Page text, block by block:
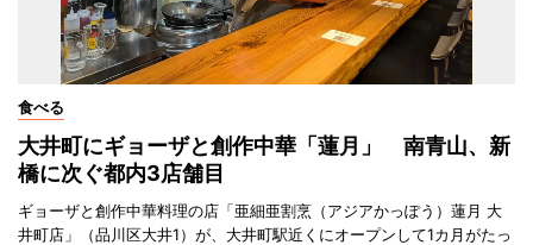
食べる
大井町にギョーザと創作中華「蓮月」 南青山、新
橋に次ぐ都内3店舗目
ギョーザと創作中華料理の店「亜細亜割烹（アジアかっぽう）蓮月 大
井町店」（品川区大井1）が、大井町駅近くにオープンして1カ月がたっ